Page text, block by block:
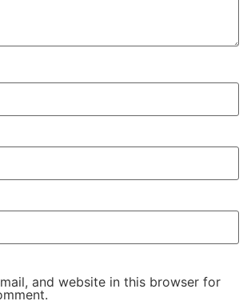
and website in this browser for